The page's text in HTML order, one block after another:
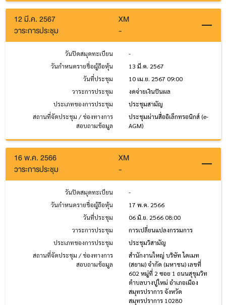
12 มี.ค. 2567
XM
วาระการประชุม
-
วันปิดสมุดทะเบียน
-
วันกำหนดรายชื่อผู้ถือหุ้น
13 มี.ค. 2567
วันที่ประชุม
10 เม.ย. 2567 09:00
วาระการประชุม
งดจ่ายเงินปันผล
ประเภทของการประชุม
ประชุมสามัญ
สถานที่จัดประชุม / ช่องทางการ
สอบถามข้อมูล
ประชุมผ่านสื่ออิเล็กทรอนิกส์ (e-
AGM)
16 พ.ค. 2566
XM
วาระการประชุม
-
วันปิดสมุดทะเบียน
-
วันกำหนดรายชื่อผู้ถือหุ้น
17 พ.ค. 2566
วันที่ประชุม
06 มิ.ย. 2566 08:00
วาระการประชุม
การเปลี่ยนแปลงกรรมการ
ประเภทของการประชุม
ประชุมวิสามัญ
สถานที่จัดประชุม / ช่องทางการ
สอบถามข้อมูล
สำนักงานใหญ่ บริษัท ไดเมท
(สยาม) จำกัด (มหาชน) เลขที่
602 หมู่ที่ 2 ซอย 1 ถนนสุขุมวิท
ตำบลบางปูใหม่ อำเภอเมือง
สมุทรปราการ จังหวัด
สมุทรปราการ 10280